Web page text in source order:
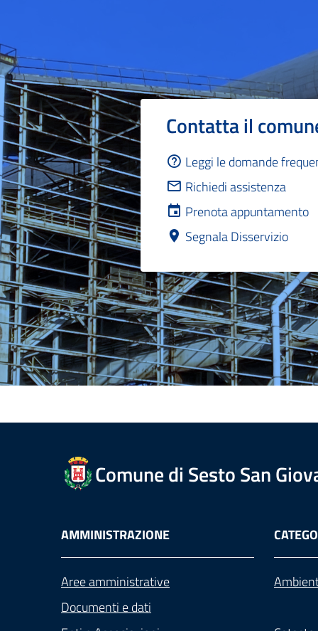
Contatta il
Leggi le domande
Richiedi assistenza
Prenota appuntamento
Segnala Disservizio
Comune di Sesto San
AMMINISTRAZIONE
Aree amministrative
Documenti e dati